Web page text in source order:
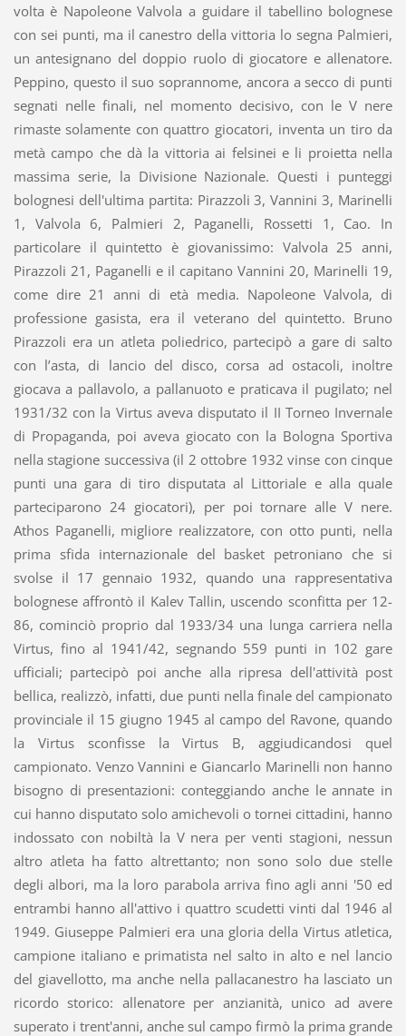
volta è Napoleone Valvola a guidare il tabellino bolognese
con sei punti, ma il canestro della vittoria lo segna Palmieri,
un antesignano del doppio ruolo di giocatore e allenatore.
Peppino, questo il suo soprannome, ancora a secco di punti
segnati nelle finali, nel momento decisivo, con le V nere
rimaste solamente con quattro giocatori, inventa un tiro da
metà campo che dà la vittoria ai felsinei e li proietta nella
massima serie, la Divisione Nazionale. Questi i punteggi
bolognesi dell'ultima partita: Pirazzoli 3, Vannini 3, Marinelli
1, Valvola 6, Palmieri 2, Paganelli, Rossetti 1, Cao. In
particolare il quintetto è giovanissimo: Valvola 25 anni,
Pirazzoli 21, Paganelli e il capitano Vannini 20, Marinelli 19,
come dire 21 anni di età media. Napoleone Valvola, di
professione gasista, era il veterano del quintetto. Bruno
Pirazzoli era un atleta poliedrico, partecipò a gare di salto
con l’asta, di lancio del disco, corsa ad ostacoli, inoltre
giocava a pallavolo, a pallanuoto e praticava il pugilato; nel
1931/32 con la Virtus aveva disputato il II Torneo Invernale
di Propaganda, poi aveva giocato con la Bologna Sportiva
nella stagione successiva (il 2 ottobre 1932 vinse con cinque
punti una gara di tiro disputata al Littoriale e alla quale
parteciparono 24 giocatori), per poi tornare alle V nere.
Athos Paganelli, migliore realizzatore, con otto punti, nella
prima sfida internazionale del basket petroniano che si
svolse il 17 gennaio 1932, quando una rappresentativa
bolognese affrontò il Kalev Tallin, uscendo sconfitta per 12-
86, cominciò proprio dal 1933/34 una lunga carriera nella
Virtus, fino al 1941/42, segnando 559 punti in 102 gare
ufficiali; partecipò poi anche alla ripresa dell'attività post
bellica, realizzò, infatti, due punti nella finale del campionato
provinciale il 15 giugno 1945 al campo del Ravone, quando
la Virtus sconfisse la Virtus B, aggiudicandosi quel
campionato. Venzo Vannini e Giancarlo Marinelli non hanno
bisogno di presentazioni: conteggiando anche le annate in
cui hanno disputato solo amichevoli o tornei cittadini, hanno
indossato con nobiltà la V nera per venti stagioni, nessun
altro atleta ha fatto altrettanto; non sono solo due stelle
degli albori, ma la loro parabola arriva fino agli anni '50 ed
entrambi hanno all'attivo i quattro scudetti vinti dal 1946 al
1949. Giuseppe Palmieri era una gloria della Virtus atletica,
campione italiano e primatista nel salto in alto e nel lancio
del giavellotto, ma anche nella pallacanestro ha lasciato un
ricordo storico: allenatore per anzianità, unico ad avere
superato i trent'anni, anche sul campo firmò la prima grande